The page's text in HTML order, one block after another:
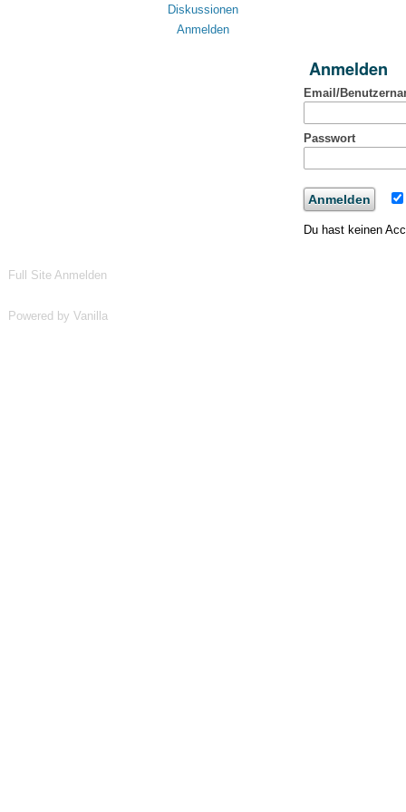
Diskussionen
Anmelden
Anmelden
Email/
Passwort
Du hast keinen
Full Site Anmelden
Powered by Vanilla